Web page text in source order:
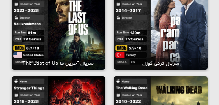
سریال ترکی گوزل سریال آخرینِ ما The Last of Us